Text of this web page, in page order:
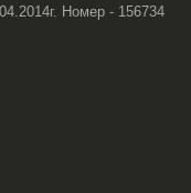
Номер - 156734